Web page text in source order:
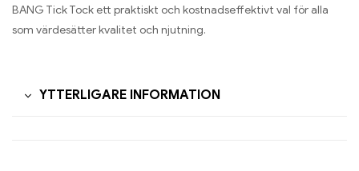
BANG Tick Tock ett praktiskt och kostnadseffektivt val för alla
som värdesätter kvalitet och njutning.
YTTERLIGARE INFORMATION